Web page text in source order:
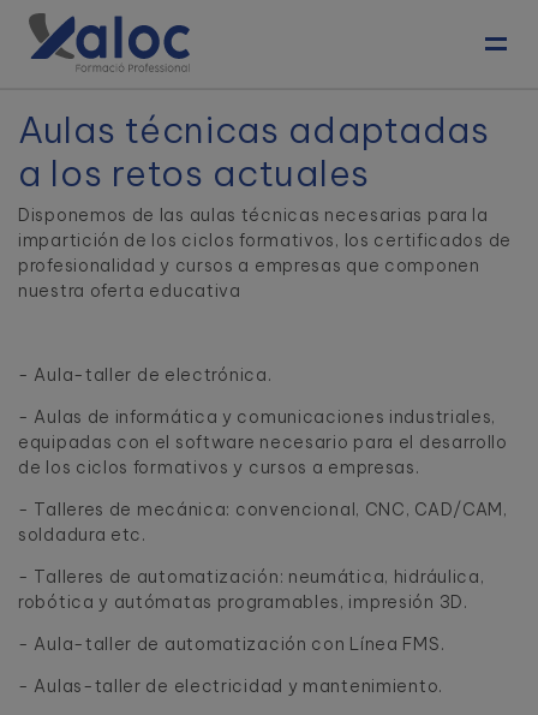
Aulas técnicas adaptadas
a los retos actuales
Disponemos de las aulas técnicas necesarias para la
impartición de los ciclos formativos, los certificados de
profesionalidad y cursos a empresas que componen
nuestra oferta educativa
- Aula-taller de electrónica.
- Aulas de informática y comunicaciones industriales,
equipadas con el software necesario para el desarrollo
de los ciclos formativos y cursos a empresas.
- Talleres de mecánica: convencional, CNC, CAD/CAM,
soldadura etc.
- Talleres de automatización: neumática, hidráulica,
robótica y autómatas programables, impresión 3D.
- Aula-taller de automatización con Línea FMS.
- Aulas-taller de electricidad y mantenimiento.